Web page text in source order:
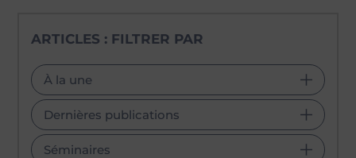
ARTICLES : FILTRER PAR
À la une
Dernières publications
Séminaires